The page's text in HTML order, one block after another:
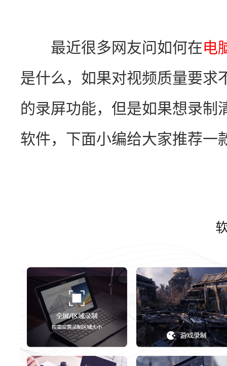
最近很多网友问如何在电
是什么，如果对视频质量要求
的录屏功能，但是如果想录制
软件，下面小编给大家推荐一